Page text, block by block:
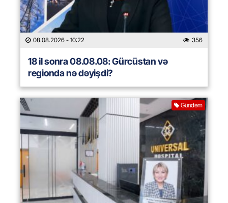
08.08.2026 - 10:22 356
18 il sonra 08.08.08: Gürcüstan və
regionda nə dəyişdi?
Gündəm